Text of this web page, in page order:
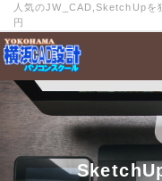
人気のJW_CAD,SketchUp
円